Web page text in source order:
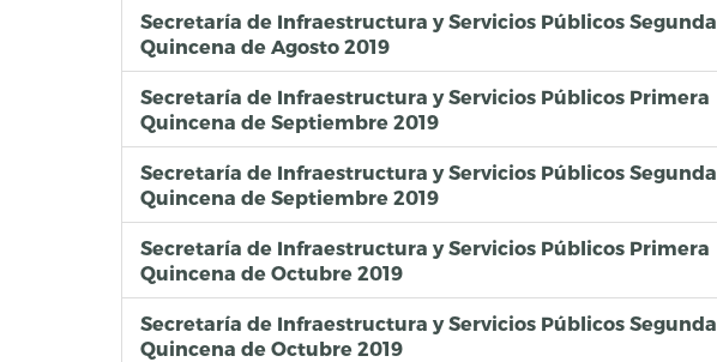
Secretaría de Infraestructura y Servicios Públicos Segunda
Quincena de Agosto 2019
Secretaría de Infraestructura y Servicios Públicos Primera
Quincena de Septiembre 2019
Secretaría de Infraestructura y Servicios Públicos Segunda
Quincena de Septiembre 2019
Secretaría de Infraestructura y Servicios Públicos Primera
Quincena de Octubre 2019
Secretaría de Infraestructura y Servicios Públicos Segunda
Quincena de Octubre 2019